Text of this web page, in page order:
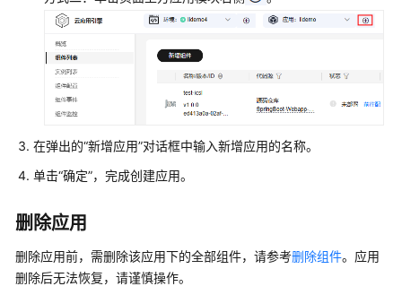
门
云
应
擎
用
流
在弹出的“新增应用”对话框中输入新增应用的名称。
单击“确定”，完成创建应用。
删除应用
删除应用前，需删除该应用下的全部组件，请参考删除组件。应用
删除后无法恢复，请谨慎操作。